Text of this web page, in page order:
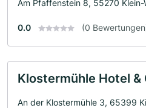
Am Pfaffenstein 8, 55270 Klein-
0.0 (0
Klostermühle Hotel
An der Klostermühle 3, 65399